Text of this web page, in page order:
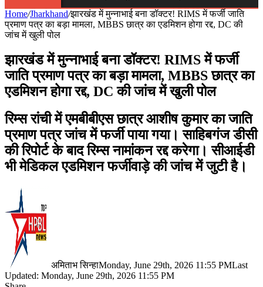
Home/Jharkhand/झारखंड में मुन्नाभाई बना डॉक्टर! RIMS में फर्जी जाति
प्रमाण पत्र का बड़ा मामला, MBBS छात्र का एडमिशन होगा रद्द, DC की
जांच में खुली पोल
झारखंड में मुन्नाभाई बना डॉक्टर! RIMS में फर्जी
जाति प्रमाण पत्र का बड़ा मामला, MBBS छात्र का
एडमिशन होगा रद्द, DC की जांच में खुली पोल
रिम्स रांची में एमबीबीएस छात्र आशीष कुमार का जाति
प्रमाण पत्र जांच में फर्जी पाया गया। साहिबगंज डीसी
की रिपोर्ट के बाद रिम्स नामांकन रद्द करेगा। सीआईडी
भी मेडिकल एडमिशन फर्जीवाड़े की जांच में जुटी है।
अमिताभ सिन्हाMonday, June 29th, 2026 11:55 PMLast
Updated: Monday, June 29th, 2026 11:55 PM